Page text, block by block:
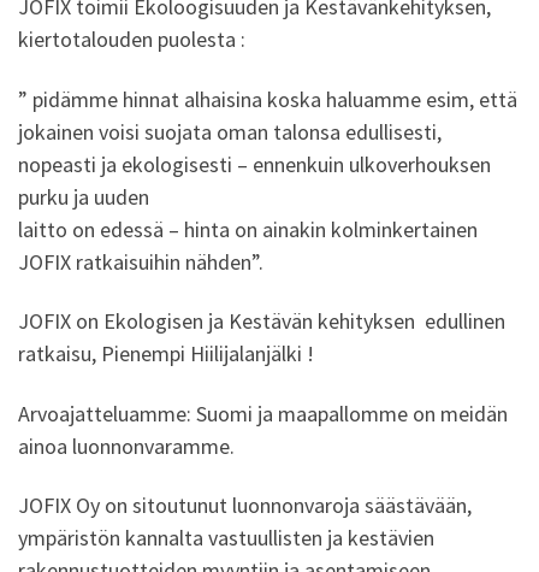
JOFIX toimii Ekoloogisuuden ja Kestävänkehityksen,
kiertotalouden puolesta :
” pidämme hinnat alhaisina koska haluamme esim, että
jokainen voisi suojata oman talonsa edullisesti,
nopeasti ja ekologisesti – ennenkuin ulkoverhouksen
purku ja uuden
laitto on edessä – hinta on ainakin kolminkertainen
JOFIX ratkaisuihin nähden”.
JOFIX on Ekologisen ja Kestävän kehityksen edullinen
ratkaisu, Pienempi Hiilijalanjälki !
Arvoajatteluamme: Suomi ja maapallomme on meidän
ainoa luonnonvaramme.
JOFIX Oy on sitoutunut luonnonvaroja säästävään,
ympäristön kannalta vastuullisten ja kestävien